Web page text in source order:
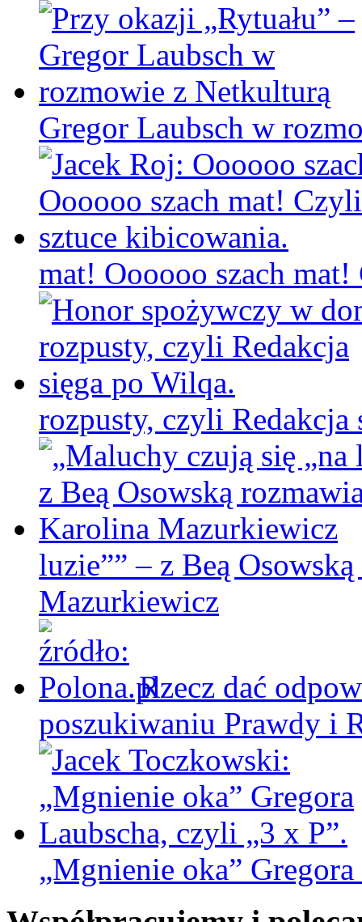
Gregor Laubsch w
mat! Oooooo szach
rozpusty, czyli Redakcja
luzie”” – z Beą
Mazurkiewicz
Rzecz dać
poszukiwaniu Prawdy i
„Mgnienie oka”